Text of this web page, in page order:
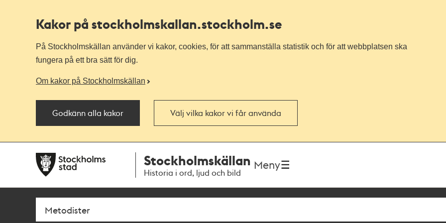
Kakor på stockholmskallan.stockholm.se
På Stockholmskällan använder vi kakor, cookies, för att sammanställa statistik och för att webbplatsen ska
fungera på ett bra sätt för dig.
Om kakor på Stockholmskällan
Godkänn alla kakor Välj vilka kakor vi får använda
navigationen
huvudinnehållet
Stockholmskällan
Historia i ord, ljud och bild
Meny
Sök